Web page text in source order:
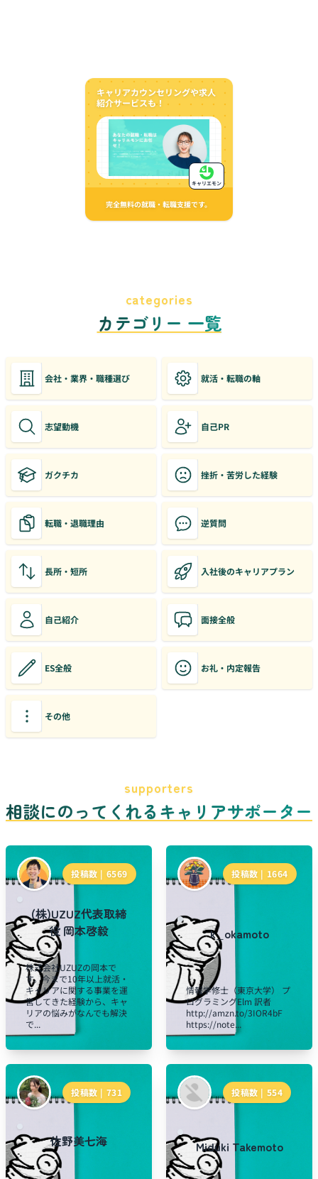
キャリアカウンセリングや求人
紹介サービスも！
完全無料の就職・転職支援です。
キャリエモン
categories
カテゴリー 一覧
会社・業界・職種選び 就活・転職の軸
志望動機 自己PR
ガクチカ 挫折・苦労した経験
転職・退職理由 逆質問
長所・短所 入社後のキャリアプラン
自己紹介 面接全般
ES全般 お礼・内定報告
その他
supporters
相談にのってくれるキャリアサポーター
投稿数 | 6569
(株)UZUZ代表取締
役 岡本啓毅
株式会社UZUZの岡本で
す。今まで10年以上就活・
キャリアに関する事業を運
営してきた経験から、キャ
リアの悩みがなんでも解決
で...
投稿数 | 1664
k_okamoto
情報学修士（東京大学） プ
ログラミングElm 訳者
http://amzn.to/3IOR4bF
https://note...
投稿数 | 731
佐野美七海
投稿数 | 554
Miduki Takemoto